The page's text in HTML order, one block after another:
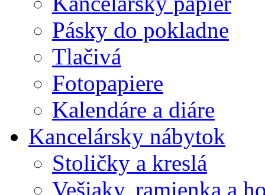
Pásky do pokladne
Tlačivá
Fotopapiere
Kalendáre a diáre
Kancelársky nábytok
Stoličky a kreslá
Vešiaky, ramienka a